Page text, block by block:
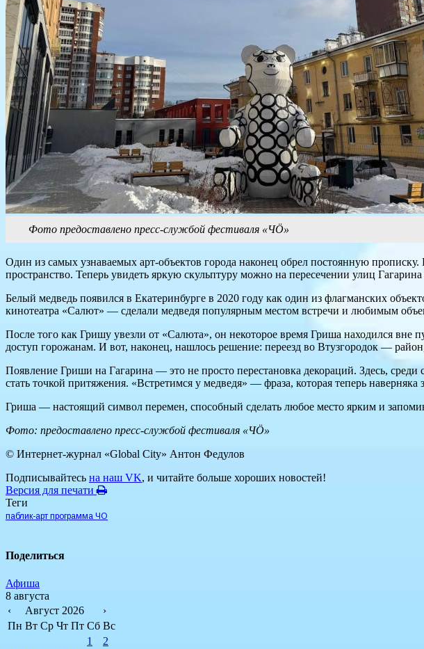
Фото предоставлено пресс-службой фестиваля «ЧÖ»
Один из самых узнаваемых арт-объектов города наконец обрел постоянную
пространство. Теперь увидеть яркую скульптуру можно на пересечении улиц
Белый медведь появился в Екатеринбурге в 2020 году как один из флагманских
кинотеатра «Салют» — сделали медведя популярным местом встречи и любимым
После того как Гришу увезли от «Салюта», он некоторое время Гриша находился вне
доступ горожанам. И вот, наконец, нашлось решение: переезд во Втузгородок —
Появление Гриши на Гагарина — это не просто перестановка декораций. Здесь,
стать точкой притяжения. «Встретимся у медведя» — фраза, которая теперь наверняка
Гриша — настоящий символ перемен, способный сделать любое место ярким и
Фото: предоставлено пресс-службой фестиваля «ЧÖ»
© Интернет-журнал «Global City» Антон Федулов
Подписывайтесь на наш VK, и читайте больше хороших новостей!
Версия для печати
Теги
паблик-арт программа ЧО
Поделиться
Афиша
8 августа
‹
Август 2026
›
Пн Вт Ср Чт Пт Сб Вс
1
2